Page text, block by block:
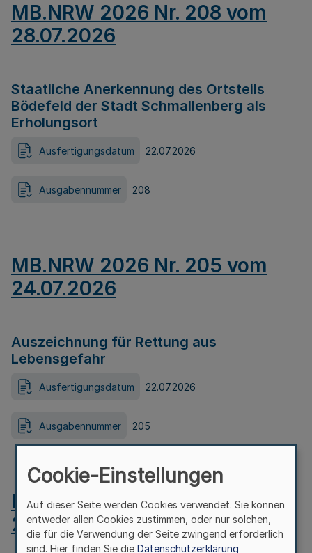
MB.NRW 2026 Nr. 208 vom
28.07.2026
Staatliche Anerkennung des Ortsteils
Bödefeld der Stadt Schmallenberg als
Erholungsort
Ausfertigungsdatum 22.07.2026
Ausgabennummer 208
MB.NRW 2026 Nr. 205 vom
24.07.2026
Auszeichnung für Rettung aus
Lebensgefahr
Ausfertigungsdatum 22.07.2026
Ausgabennummer 205
MB.NRW 2026 Nr. 204 vom
24.07.2026
Cookie-Einstellungen
Auf dieser Seite werden Cookies verwendet. Sie können
entweder allen Cookies zustimmen, oder nur solchen,
die für die Verwendung der Seite zwingend erforderlich
sind. Hier finden Sie die Datenschutzerklärung